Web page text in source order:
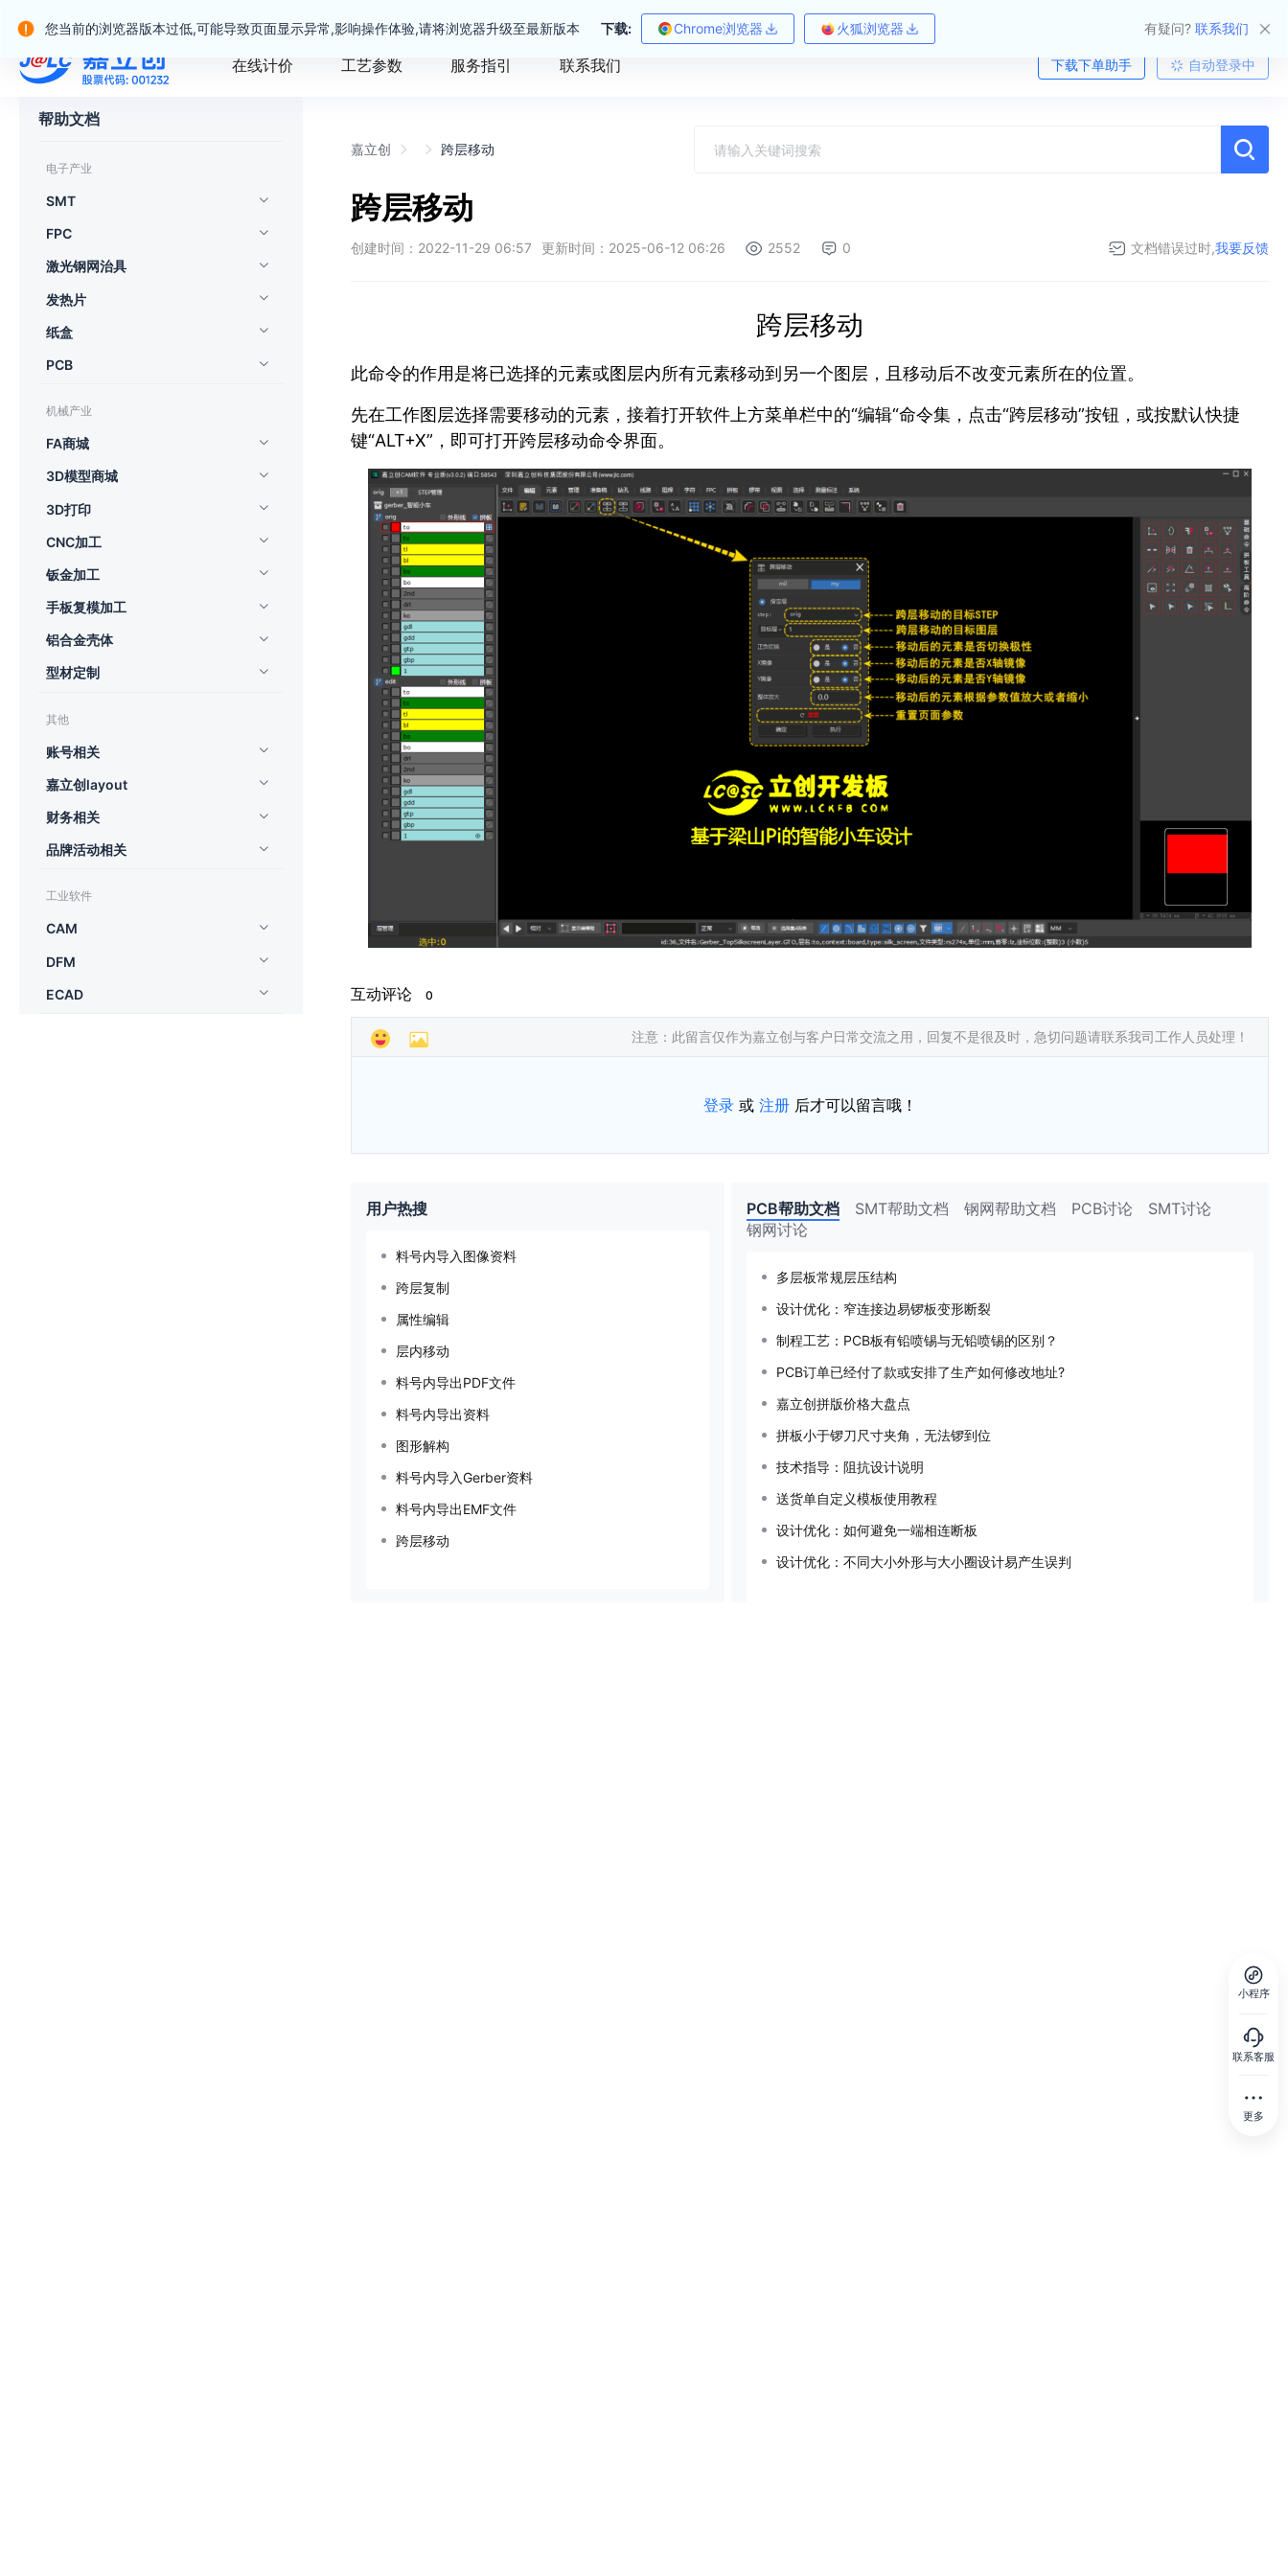
您当前的浏览器版本过低,可能导致页面显示异常,影响操作体验,请将浏览器升级至最新版本 下载: Chrome浏览器 火狐浏览器 有疑问? 联系我们
嘉立创产业服务站群
在线计价 工艺参数 服务指引 联系我们 下载下单助手 自动登录中
小程序
联系客服
更多
帮助文档
电子产业
SMT
FPC
激光钢网治具
发热片
纸盒
PCB
机械产业
FA商城
3D模型商城
3D打印
CNC加工
钣金加工
手板复模加工
铝合金壳体
型材定制
其他
账号相关
嘉立创layout
财务相关
品牌活动相关
工业软件
CAM
DFM
ECAD
嘉立创 跨层移动
跨层移动
创建时间：2022-11-29 06:57 更新时间：2025-06-12 06:26 2552 0 文档错误过时,我要反馈
跨层移动
此命令的作用是将已选择的元素或图层内所有元素移动到另一个图层，且移动后不改变元素所在的位置。
先在工作图层选择需要移动的元素，接着打开软件上方菜单栏中的“编辑“命令集，点击“跨层移动”按钮，或按默认快捷
键“ALT+X”，即可打开跨层移动命令界面。
互动评论 0
注意：此留言仅作为嘉立创与客户日常交流之用，回复不是很及时，急切问题请联系我司工作人员处理！
登录或 注册后才可以留言哦！
用户热搜
料号内导入图像资料
跨层复制
属性编辑
层内移动
料号内导出PDF文件
料号内导出资料
图形解构
料号内导入Gerber资料
料号内导出EMF文件
跨层移动
PCB帮助文档 SMT帮助文档 钢网帮助文档 PCB讨论
SMT讨论
钢网讨论
多层板常规层压结构
设计优化：窄连接边易锣板变形断裂
制程工艺：PCB板有铅喷锡与无铅喷锡的区别？
PCB订单已经付了款或安排了生产如何修改地址?
嘉立创拼版价格大盘点
拼板小于锣刀尺寸夹角，无法锣到位
技术指导：阻抗设计说明
送货单自定义模板使用教程
设计优化：如何避免一端相连断板
设计优化：不同大小外形与大小圈设计易产生误判